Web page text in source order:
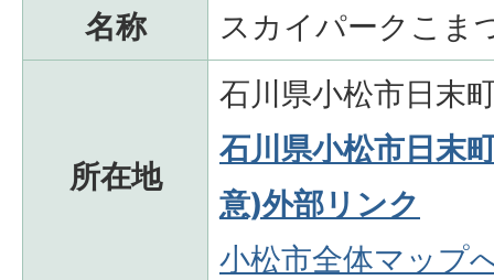
名称
スカイパークこま
所在地
石川県小松市日末
石川県小松市日末
意)外部リンク
小松市全体マップ